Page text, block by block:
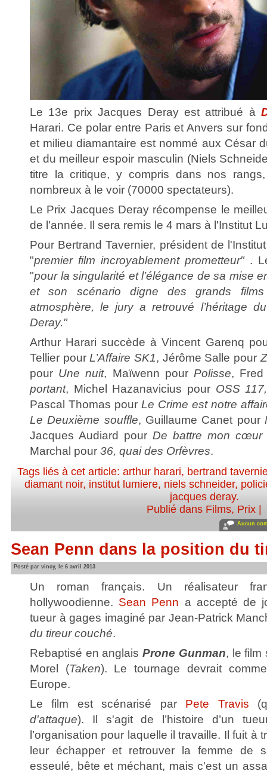
Le 13e prix Jacques Deray est attribué à
Harari. Ce polar entre Paris et Anvers sur
et milieu diamantaire est nommé aux César
et du meilleur espoir masculin (Niels
titre la critique, y compris dans nos
nombreux à le voir (70000 spectateurs).
Le Prix Jacques Deray récompense le
de l'année. Il sera remis le 4 mars à l'Institut
Pour Bertrand Tavernier, président de
"premier film incroyablement prometteur".
"pour la singularité et l’élégance de sa mise
et son scénario digne des grands
atmosphère, le jury a retrouvé l’héritage
Deray."
Arthur Harari succède à Vincent Garenq
Tellier pourL’Affaire SK1, Jérôme Salle pour
pour Une nuit, Maïwenn pourPolisse,
portant, Michel Hazanavicius pour OSS
Pascal Thomas pour Le Crime est notre
Le Deuxième souffle, Guillaume Canet pour
Jacques Audiard pour De battre mon cœur
Marchal pour 36, quai des Orfèvres.
Tags liés à cet article: arthur harari, bertrand
diamant noir, institut lumiere, niels schneider,
jacques deray.
Publié dans Films, Prix
Aucun
Sean Penn dans la position du
Posté par vincy, le 6 avril 2013
Un roman français. Un réalisateur
hollywoodienne. Sean Penn a accepté de
tueur à gages imaginé par Jean-Patrick
du tireur couché.
Rebaptisé en anglaisProne Gunman, le film
Morel (Taken). Le tournage devrait
Europe.
Le film est scénarisé par Pete Travis
d'attaque). Il s'agit de l’histoire d’un
l’organisation pour laquelle il travaille. Il fuit à
leur échapper et retrouver la femme de
esseulé, bête et méchant, mais c'est un